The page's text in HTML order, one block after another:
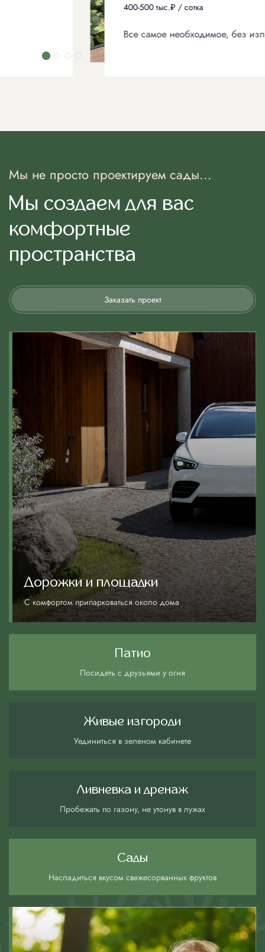
400-500 тыс.₽ / сотка
Все самое необходимое, без излишеств.
Мы не просто проектируем сады...
Мы создаем для вас
комфортные
пространства
Заказать проект
Дорожки и площадки
C комфортом припарковаться около дома
Патио
Посидеть с друзьями у огня
Живые изгороди
Уединиться в зеленом кабинете
Ливневка и дренаж
Пробежать по газону, не утонув в лужах
Сады
Насладиться вкусом свежесорванных фруктов